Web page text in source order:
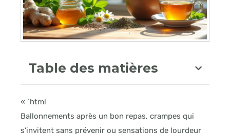
Table des matières
« `html
Ballonnements après un bon repas, crampes qui
s’invitent sans prévenir ou sensations de lourdeur